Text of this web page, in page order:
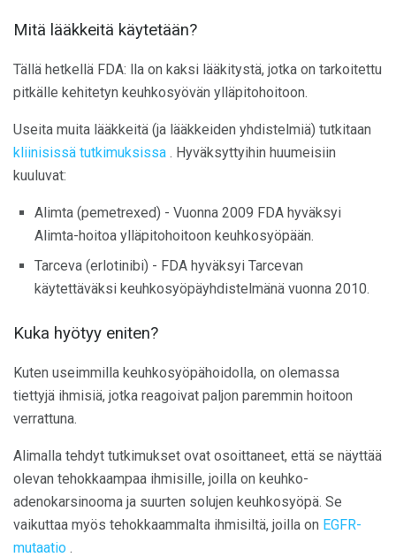
Mitä lääkkeitä käytetään?
Tällä hetkellä FDA: lla on kaksi lääkitystä, jotka on tarkoitettu
pitkälle kehitetyn keuhkosyövän ylläpitohoitoon.
Useita muita lääkkeitä (ja lääkkeiden yhdistelmiä) tutkitaan
kliinisissä tutkimuksissa . Hyväksyttyihin huumeisiin
kuuluvat:
Alimta (pemetrexed) - Vuonna 2009 FDA hyväksyi
Alimta-hoitoa ylläpitohoitoon keuhkosyöpään.
Tarceva (erlotinibi) - FDA hyväksyi Tarcevan
käytettäväksi keuhkosyöpäyhdistelmänä vuonna 2010.
Kuka hyötyy eniten?
Kuten useimmilla keuhkosyöpähoidolla, on olemassa
tiettyjä ihmisiä, jotka reagoivat paljon paremmin hoitoon
verrattuna.
Alimalla tehdyt tutkimukset ovat osoittaneet, että se näyttää
olevan tehokkaampaa ihmisille, joilla on keuhko-
adenokarsinooma ja suurten solujen keuhkosyöpä. Se
vaikuttaa myös tehokkaammalta ihmisiltä, ​​joilla on EGFR-
mutaatio .